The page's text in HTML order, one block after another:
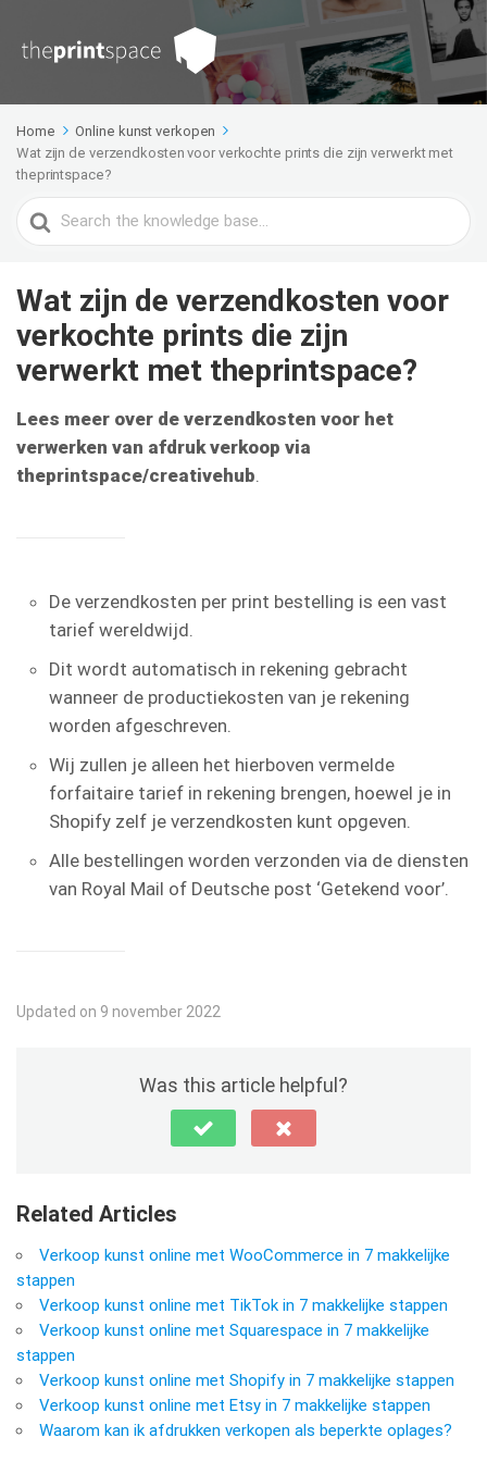
Home
Online kunst verkopen
Wat zijn de verzendkosten voor verkochte prints die zijn verwerkt met
theprintspace?
Search
For
Wat zijn de verzendkosten voor
verkochte prints die zijn
verwerkt met theprintspace?
Lees meer over de verzendkosten voor het
verwerken van afdruk verkoop via
theprintspace/creativehub.
De verzendkosten per print bestelling is een vast
tarief wereldwijd.
Dit wordt automatisch in rekening gebracht
wanneer de productiekosten van je rekening
worden afgeschreven.
Wij zullen je alleen het hierboven vermelde
forfaitaire tarief in rekening brengen, hoewel je in
Shopify zelf je verzendkosten kunt opgeven.
Alle bestellingen worden verzonden via de diensten
van Royal Mail of Deutsche post ‘Getekend voor’.
Updated on 9 november 2022
Was this article helpful?
Related Articles
Verkoop kunst online met WooCommerce in 7 makkelijke
stappen
Verkoop kunst online met TikTok in 7 makkelijke stappen
Verkoop kunst online met Squarespace in 7 makkelijke
stappen
Verkoop kunst online met Shopify in 7 makkelijke stappen
Verkoop kunst online met Etsy in 7 makkelijke stappen
Waarom kan ik afdrukken verkopen als beperkte oplages?